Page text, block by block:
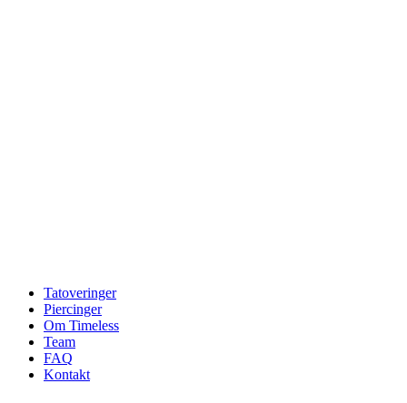
Tatoveringer
Piercinger
Om Timeless
Team
FAQ
Kontakt